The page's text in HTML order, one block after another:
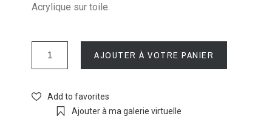
Acrylique sur toile.
AJOUTER À VOTRE PANIER
Add to favorites
Ajouter à ma galerie virtuelle